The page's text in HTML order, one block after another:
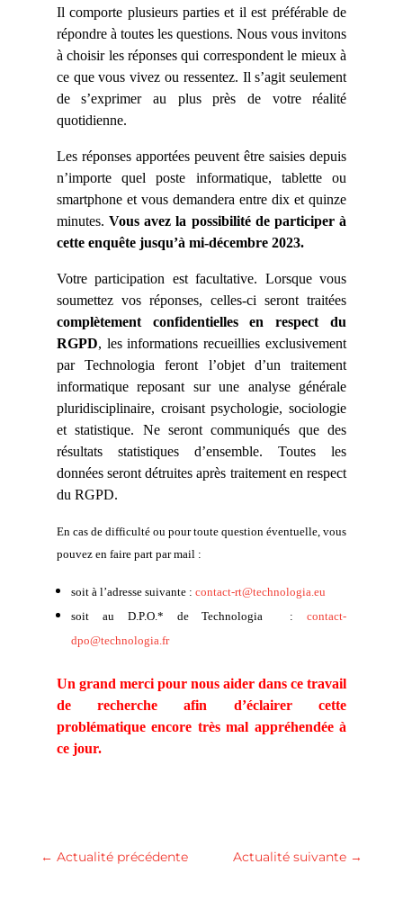
Il comporte plusieurs parties et il est préférable de
répondre à toutes les questions. Nous vous invitons
à choisir les réponses qui correspondent le mieux à
ce que vous vivez ou ressentez. Il s’agit seulement
de s’exprimer au plus près de votre réalité
quotidienne.
Les réponses apportées peuvent être saisies depuis
n’importe quel poste informatique, tablette ou
smartphone et vous demandera entre dix et quinze
minutes. Vous avez la possibilité de participer à
cette enquête jusqu’à mi-décembre 2023.
Votre participation est facultative. Lorsque vous
soumettez vos réponses, celles-ci seront traitées
complètement confidentielles en respect du
RGPD, les informations recueillies exclusivement
par Technologia feront l’objet d’un traitement
informatique reposant sur une analyse générale
pluridisciplinaire, croisant psychologie, sociologie
et statistique. Ne seront communiqués que des
résultats statistiques d’ensemble. Toutes les
données seront détruites après traitement en respect
du RGPD.
En cas de difficulté ou pour toute question éventuelle, vous
pouvez en faire part par mail :
soit à l’adresse suivante : contact-rt@technologia.eu
soit au D.P.O.* de Technologia :contact-
dpo@technologia.fr
Un grand merci pour nous aider dans ce travail
de recherche afin d’éclairer cette
problématique encore très mal appréhendée à
ce jour.
← Actualité précédente Actualité suivante →